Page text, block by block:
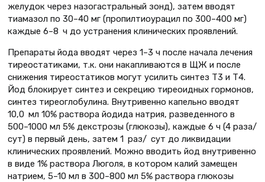
желудок через назогастральный зонд), затем вводят
тиамазол по 30–40 мг (пропилтиоурацил по 300–400 мг)
каждые 6–8 ч до устранения клинических проявлений.
Препараты йода вводят через 1–3 ч после начала лечения
тиреостатиками, т.к. они накапливаются в ЩЖ и после
снижения тиреостатиков могут усилить синтез Т3 и Т4.
Йод блокирует синтез и секрецию тиреоидных гормонов,
синтез тиреоглобулина. Внутривенно капельно вводят
10,0 мл 10% раствора йодида натрия, разведенного в
500–1000 мл 5% декстрозы (глюкозы), каждые 6 ч (4 раза/
сут) в первый день, затем 1 раз/ сут до ликвидации
клинических проявлений. Можно вводить йод внутривенно
в виде 1% раствора Люголя, в котором калий замещен
натрием, 5–10 мл в 300–800 мл 5% раствора глюкозы